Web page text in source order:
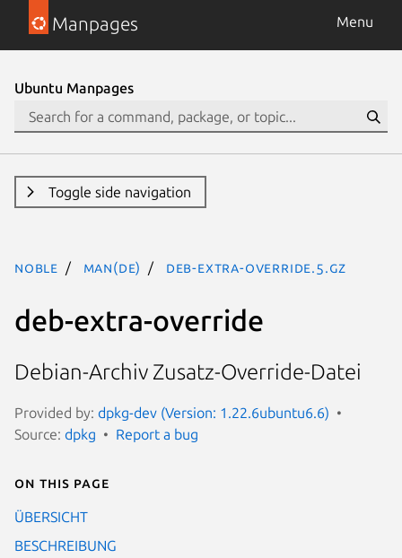
Manpages Menu
Ubuntu Manpages
Toggle side navigation
noble man(de) deb-extra-override.5.gz
deb-extra-override
Debian-Archiv Zusatz-Override-Datei
Provided by: dpkg-dev (Version: 1.22.6ubuntu6.6)
Source: dpkg Report a bug
On this page
ÜBERSICHT
BESCHREIBUNG